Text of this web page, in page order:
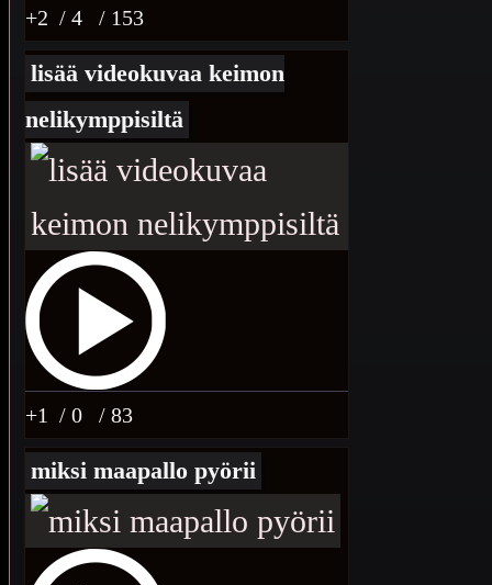
+2 / 4 / 153
lisää videokuvaa keimon
nelikymppisiltä
+1 / 0 / 83
miksi maapallo pyörii